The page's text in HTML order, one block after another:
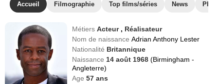
Accueil Filmographie Top films/séries News
MétiersActeur , Réalisateur
Nom de naissanceAdrian Anthony Lester
Nationalité Britannique
Naissance 14 août 1968(Birmingham -
Angleterre)
Age57 ans